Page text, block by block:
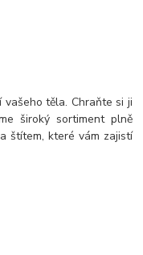
těla. Chraňte si ji
široký sortiment plně
štítem, které vám zajistí